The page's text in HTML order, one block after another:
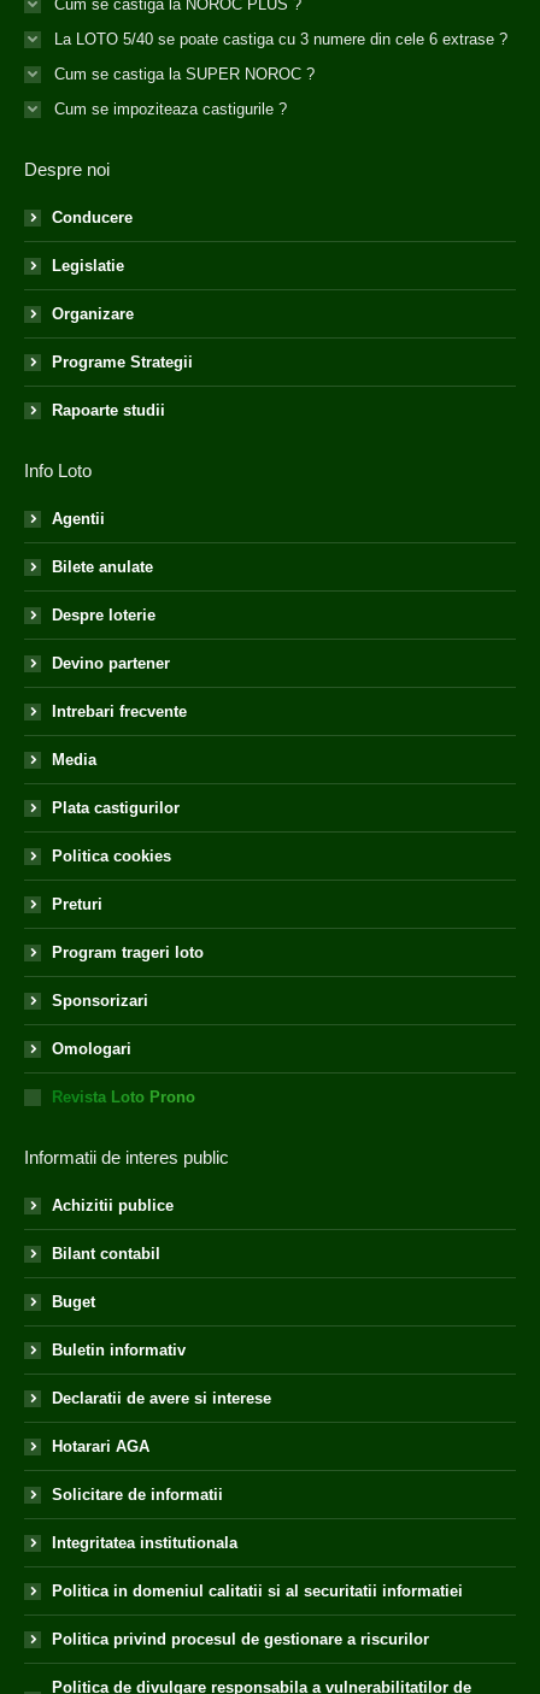
Cum se castiga la NOROC PLUS ?
La LOTO 5/40 se poate castiga cu 3 numere din cele 6 extrase ?
Cum se castiga la SUPER NOROC ?
Cum se impoziteaza castigurile ?
Despre noi
Conducere
Legislatie
Organizare
Programe Strategii
Rapoarte studii
Info Loto
Agentii
Bilete anulate
Despre loterie
Devino partener
Intrebari frecvente
Media
Plata castigurilor
Politica cookies
Preturi
Program trageri loto
Sponsorizari
Omologari
Revista Loto Prono
Informatii de interes public
Achizitii publice
Bilant contabil
Buget
Buletin informativ
Declaratii de avere si interese
Hotarari AGA
Solicitare de informatii
Integritatea institutionala
Politica in domeniul calitatii si al securitatii informatiei
Politica privind procesul de gestionare a riscurilor
Politica de divulgare responsabila a vulnerabilitatilor de